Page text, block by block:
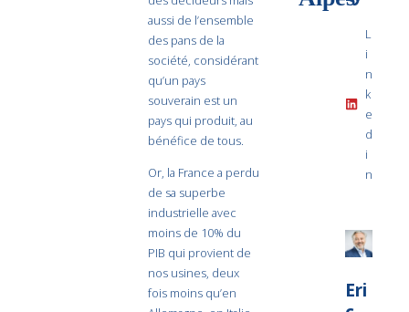
aussi de l’ensemble
des pans de la
société, considérant
qu’un pays
souverain est un
pays qui produit, au
bénéfice de tous.
Or, la France a perdu
de sa superbe
industrielle avec
moins de 10% du
PIB qui provient de
nos usines, deux
fois moins qu’en
L
i
n
k
e
d
i
n
Eri